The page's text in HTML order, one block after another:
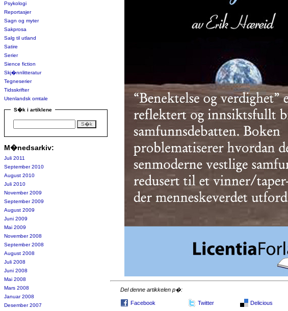
Psykologi
Reportasjer
Sagn og myter
Sakprosa
Salg til utland
Satire
Serier
Sience fiction
Skj�nnlitteratur
Tegneserier
Tidsskrifter
Utenlandsk omtale
S�k i artiklene
M�nedsarkiv:
Juli 2011
September 2010
August 2010
Juli 2010
November 2009
September 2009
August 2009
Juni 2009
Mai 2009
November 2008
September 2008
August 2008
Juli 2008
Juni 2008
Mai 2008
Mars 2008
Januar 2008
Desember 2007
Del denne artikkelen p�:
Facebook Twitter Delicious